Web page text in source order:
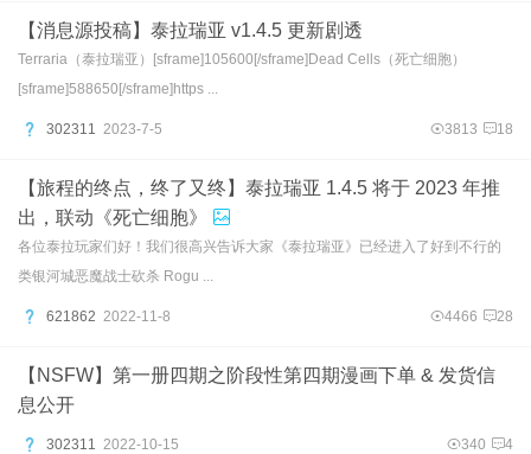
【消息源投稿】泰拉瑞亚 v1.4.5 更新剧透
Terraria（泰拉瑞亚）[sframe]105600[/sframe]Dead Cells（死亡细胞）
[sframe]588650[/sframe]https ...
302311 2023-7-5 3813 18
【旅程的终点，终了又终】泰拉瑞亚 1.4.5 将于 2023 年推
出，联动《死亡细胞》
各位泰拉玩家们好！我们很高兴告诉大家《泰拉瑞亚》已经进入了好到不行的
类银河城恶魔战士砍杀 Rogu ...
621862 2022-11-8 4466 28
【NSFW】第一册四期之阶段性第四期漫画下单 & 发货信
息公开
302311 2022-10-15 340 4